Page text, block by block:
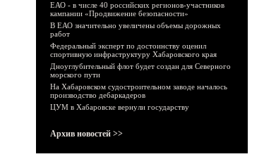
ЕАО - в числе 40 российских регионов-участников
кампании «Продвижение безопасности»
В ЕАО значительно увеличены объемы дорожных
работ
Федеральный эксперт по достоинству оценил
спортивную инфраструктуру Хабаровского края
Дноуглубительный флот будет создан для Северного
морского пути
На Хабаровском судостроительном заводе началось
производство дебаркадеров
ЦУМ в Хабаровске вернули государству
Архив новостей >>